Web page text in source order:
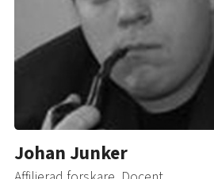
Johan Junker